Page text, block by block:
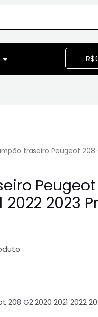
R$
traseiro Peugeot 208
2022 2023
:
G2 2020 2021 2022